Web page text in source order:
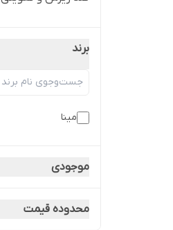
برند
مینا
موجودی
محدوده قیمت